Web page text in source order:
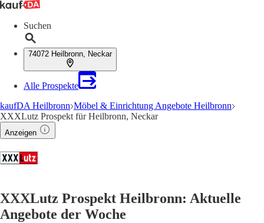
Suchen
74072 Heilbronn, Neckar
Alle Prospekte
kaufDA Heilbronn Möbel & Einrichtung Angebote Heilbronn
XXXLutz Prospekt für Heilbronn, Neckar
Anzeigen
XXXLutz Prospekt Heilbronn: Aktuelle
Angebote der Woche